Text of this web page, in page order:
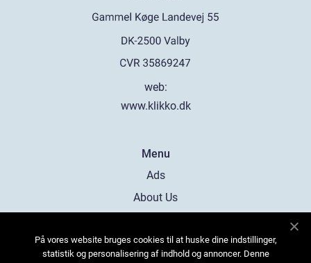
web:
www.klikko.dk
Menu
Ads
About Us
Contact
På vores website bruges cookies til at huske dine indstillinger,
statistik og personalisering af indhold og annoncer. Denne